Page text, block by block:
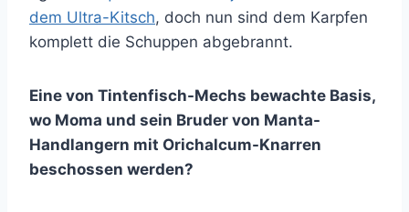
dem Ultra-Kitsch, doch nun sind dem Karpfen
komplett die Schuppen abgebrannt.
Eine von Tintenfisch-Mechs bewachte Basis,
wo Moma und sein Bruder von Manta-
Handlangern mit Orichalcum-Knarren
beschossen werden?